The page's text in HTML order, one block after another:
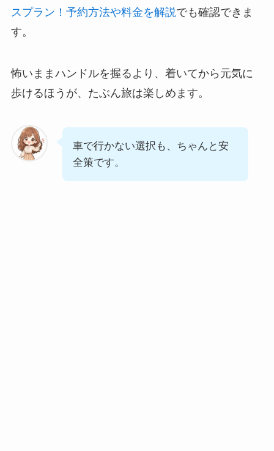
スプラン！予約方法や料金を解説でも確認できま
す。
怖いままハンドルを握るより、着いてから元気に
歩けるほうが、たぶん旅は楽しめます。
車で行かない選択も、ちゃんと安
全策です。